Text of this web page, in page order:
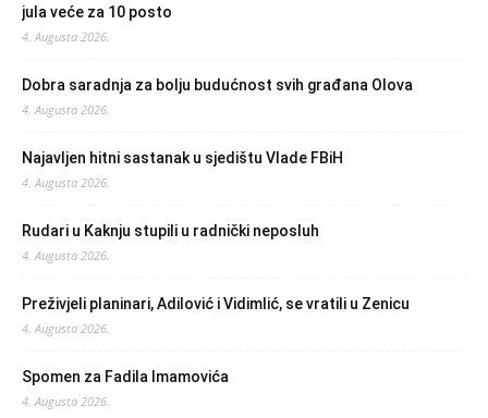
jula veće za 10 posto
4. Augusta 2026.
Dobra saradnja za bolju budućnost svih građana Olova
4. Augusta 2026.
Najavljen hitni sastanak u sjedištu Vlade FBiH
4. Augusta 2026.
Rudari u Kaknju stupili u radnički neposluh
4. Augusta 2026.
Preživjeli planinari, Adilović i Vidimlić, se vratili u Zenicu
4. Augusta 2026.
Spomen za Fadila Imamovića
4. Augusta 2026.